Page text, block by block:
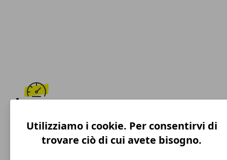
Utilizziamo i cookie. Per consentirvi di
trovare ciò di cui avete bisogno.